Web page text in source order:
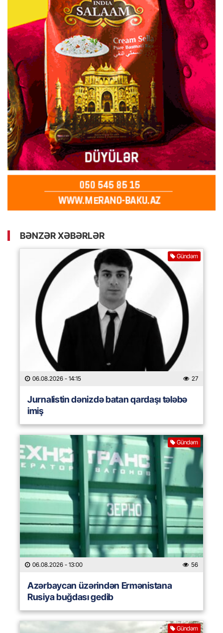
BƏNZƏR XƏBƏRLƏR
Gündəm
06.08.2026 - 14:15 27
Jurnalistin dənizdə batan qardaşı tələbə
imiş
Gündəm
06.08.2026 - 13:00 56
Azərbaycan üzərindən Ermənistana
Rusiya buğdası gedib
Gündəm